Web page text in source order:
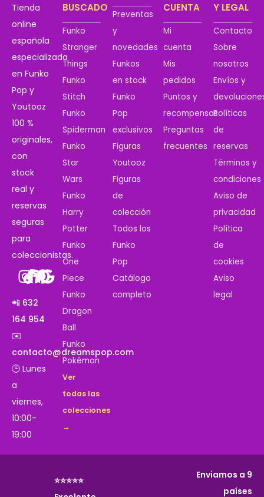
Tienda
online
española
especializada
en Funko
Pop y
Youtooz
100 %
originales,
con
stock
real y
reservas
seguras
para
coleccionistas.
📲 632
164 954
✉️
contacto@dreamspop.com
🕒 Lunes
a
viernes,
10:00-
19:00
BUSCADO
Funko
Stranger
Things
Funko
Stitch
Funko
Spiderman
Funko
Star
Wars
Funko
Harry
Potter
Funko
One
Piece
Funko
Dragon
Ball
Funko
Pokémon
Ver
todas las
colecciones
→
Preventas
y
novedades
Funkos
en stock
Funko
Pop
exclusivos
Figuras
Youtooz
Figuras
de
colección
Todos los
Funko
Pop
Catálogo
completo
CUENTA
Mi
cuenta
Mis
pedidos
Puntos y
recompensas
Preguntas
frecuentes
Y LEGAL
Contacto
Sobre
nosotros
Envíos y
Políticas
de
reservas
Términos y
condiciones
Aviso de
privacidad
Política
de
cookies
Aviso
legal
⭐⭐⭐⭐⭐
Enviamos a 9
países